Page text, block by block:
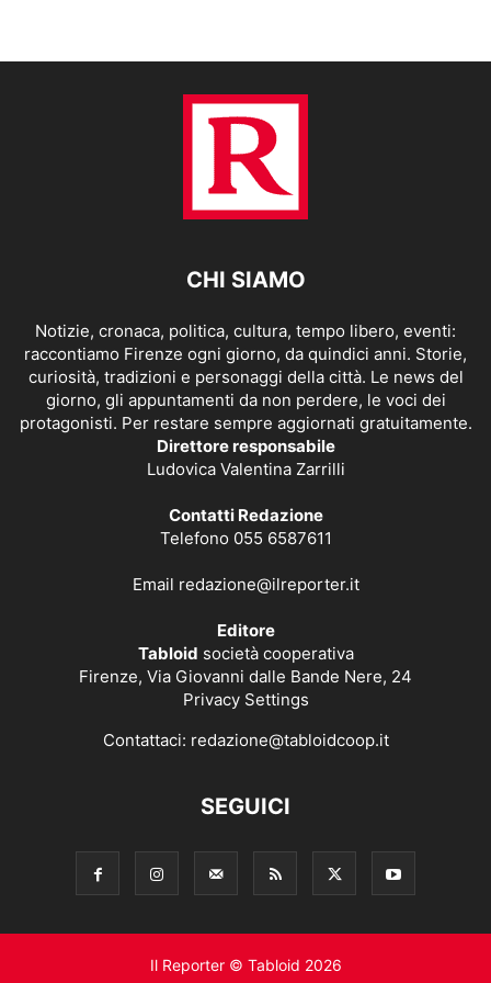
CHI SIAMO
Notizie, cronaca, politica, cultura, tempo libero, eventi:
raccontiamo Firenze ogni giorno, da quindici anni. Storie,
curiosità, tradizioni e personaggi della città. Le news del
giorno, gli appuntamenti da non perdere, le voci dei
protagonisti. Per restare sempre aggiornati gratuitamente.
Direttore responsabile
Ludovica Valentina Zarrilli
Contatti Redazione
Telefono 055 6587611
Email redazione@ilreporter.it
Editore
Tabloid società cooperativa
Firenze, Via Giovanni dalle Bande Nere, 24
Privacy Settings
Contattaci: redazione@tabloidcoop.it
SEGUICI
Il Reporter © Tabloid 2026